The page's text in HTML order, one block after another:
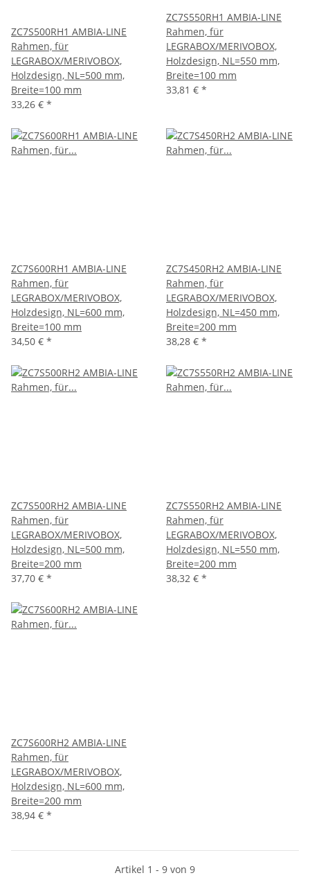
ZC7S500RH1 AMBIA-LINE
Rahmen, für
LEGRABOX/MERIVOBOX,
Holzdesign, NL=500 mm,
Breite=100 mm
33,26 € *
ZC7S550RH1 AMBIA-LINE
Rahmen, für
LEGRABOX/MERIVOBOX,
Holzdesign, NL=550 mm,
Breite=100 mm
33,81 € *
ZC7S600RH1 AMBIA-LINE
Rahmen, für
LEGRABOX/MERIVOBOX,
Holzdesign, NL=600 mm,
Breite=100 mm
34,50 € *
ZC7S450RH2 AMBIA-LINE
Rahmen, für
LEGRABOX/MERIVOBOX,
Holzdesign, NL=450 mm,
Breite=200 mm
38,28 € *
ZC7S500RH2 AMBIA-LINE
Rahmen, für
LEGRABOX/MERIVOBOX,
Holzdesign, NL=500 mm,
Breite=200 mm
37,70 € *
ZC7S550RH2 AMBIA-LINE
Rahmen, für
LEGRABOX/MERIVOBOX,
Holzdesign, NL=550 mm,
Breite=200 mm
38,32 € *
ZC7S600RH2 AMBIA-LINE
Rahmen, für
LEGRABOX/MERIVOBOX,
Holzdesign, NL=600 mm,
Breite=200 mm
38,94 € *
Artikel 1 - 9 von 9